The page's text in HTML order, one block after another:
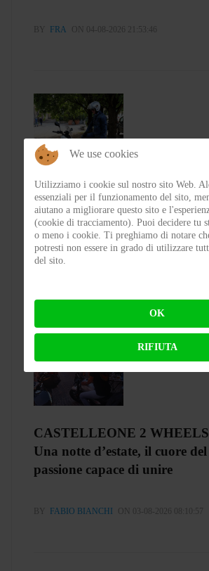
BY FRA ON 04-08-2026 21:53:46
Test Silence S02 – Stile
BY FLAP ON 03-08-2026 23:00:27
CASTELLEONE 2
Una notte d’estate, il cuore
passione capace di unire
BY FABIO BIANCHI ON 03-08-2026 08:10:57
We use cookies
Utilizziamo i cookie sul nostro sito Web.
essenziali per il funzionamento del sito,
aiutano a migliorare questo sito e
(cookie di tracciamento). Puoi decidere tu
o meno i cookie. Ti preghiamo di notare
potresti non essere in grado di utilizzare
del sito.
OK
RIFIUTA